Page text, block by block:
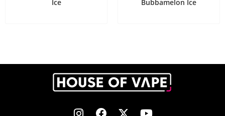
Ice
Bubbamelon Ice